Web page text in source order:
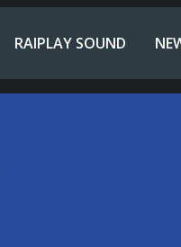
RAIPLAY SOUND